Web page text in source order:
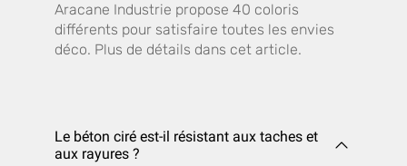
Aracane Industrie propose 40 coloris
différents pour satisfaire toutes les envies
déco. Plus de détails dans cet article.
Le béton ciré est-il résistant aux taches et
aux rayures ?